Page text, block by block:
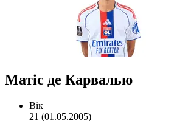
Матіс де Карвалью
Вік
21 (01.05.2005)